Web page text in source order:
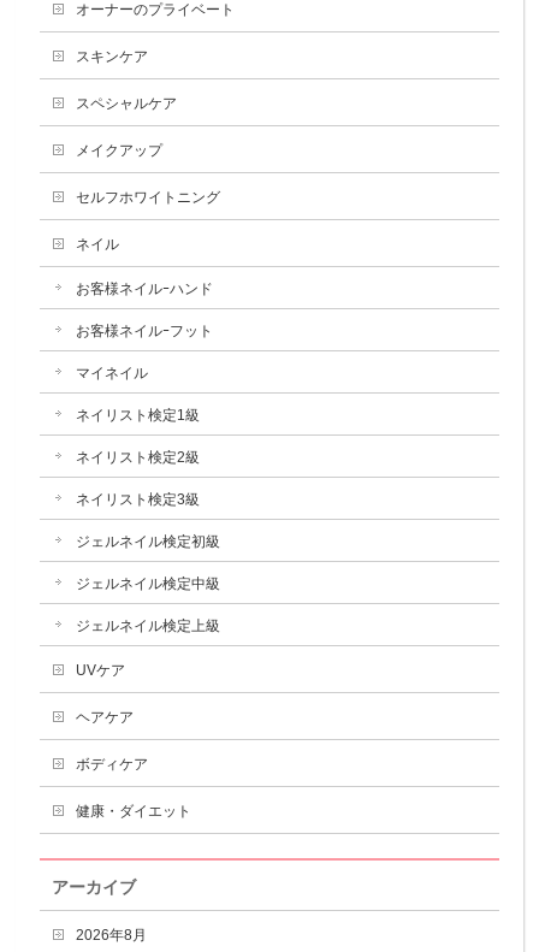
オーナーのプライベート
スキンケア
スペシャルケア
メイクアップ
セルフホワイトニング
ネイル
お客様ネイルｰハンド
お客様ネイルｰフット
マイネイル
ネイリスト検定1級
ネイリスト検定2級
ネイリスト検定3級
ジェルネイル検定初級
ジェルネイル検定中級
ジェルネイル検定上級
UVケア
ヘアケア
ボディケア
健康・ダイエット
アーカイブ
2026年8月